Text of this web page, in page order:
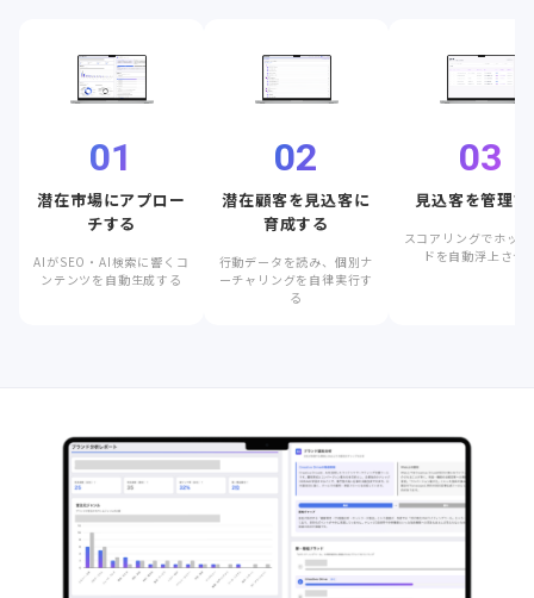
01
潜在市場にアプロー
チする
AIがSEO・AI検索に響くコ
ンテンツを自動生成する
02
潜在顧客を見込客に
育成する
行動データを読み、個別ナ
ーチャリングを自律実行す
る
03
見込客を管理
スコアリングでホッ
ドを自動浮上させ